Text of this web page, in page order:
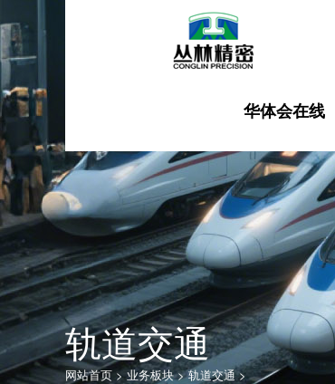
华体会在线
轨道交通
网站首页>业务板块>轨道交通>